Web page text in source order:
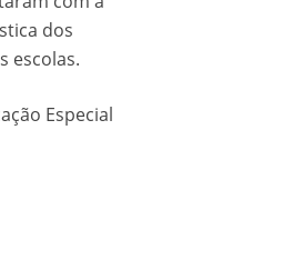
dos
escolas.
Especial